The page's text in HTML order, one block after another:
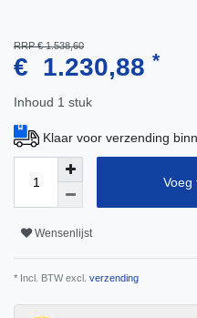
RRP € 1.538,60
€ 1.230,88 *
Inhoud 1 stuk
Klaar voor verzending
Voeg
Wensenlijst
* Incl. BTW excl. verzending